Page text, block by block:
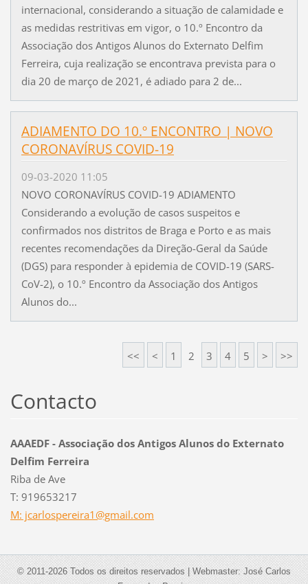
internacional, considerando a situação de calamidade e
as medidas restritivas em vigor, o 10.º Encontro da
Associação dos Antigos Alunos do Externato Delfim
Ferreira, cuja realização se encontrava prevista para o
dia 20 de março de 2021, é adiado para 2 de...
ADIAMENTO DO 10.º ENCONTRO | NOVO
CORONAVÍRUS COVID-19
09-03-2020 11:05
NOVO CORONAVÍRUS COVID-19 ADIAMENTO
Considerando a evolução de casos suspeitos e
confirmados nos distritos de Braga e Porto e as mais
recentes recomendações da Direção-Geral da Saúde
(DGS) para responder à epidemia de COVID-19 (SARS-
CoV-2), o 10.º Encontro da Associação dos Antigos
Alunos do...
<< < 1 2 3 4 5 > >>
Contacto
AAAEDF - Associação dos Antigos Alunos do Externato
Delfim Ferreira
Riba de Ave
T: 919653217
M: jcarlospereira1@gmail.com
© 2011-2026 Todos os direitos reservados | Webmaster: José Carlos